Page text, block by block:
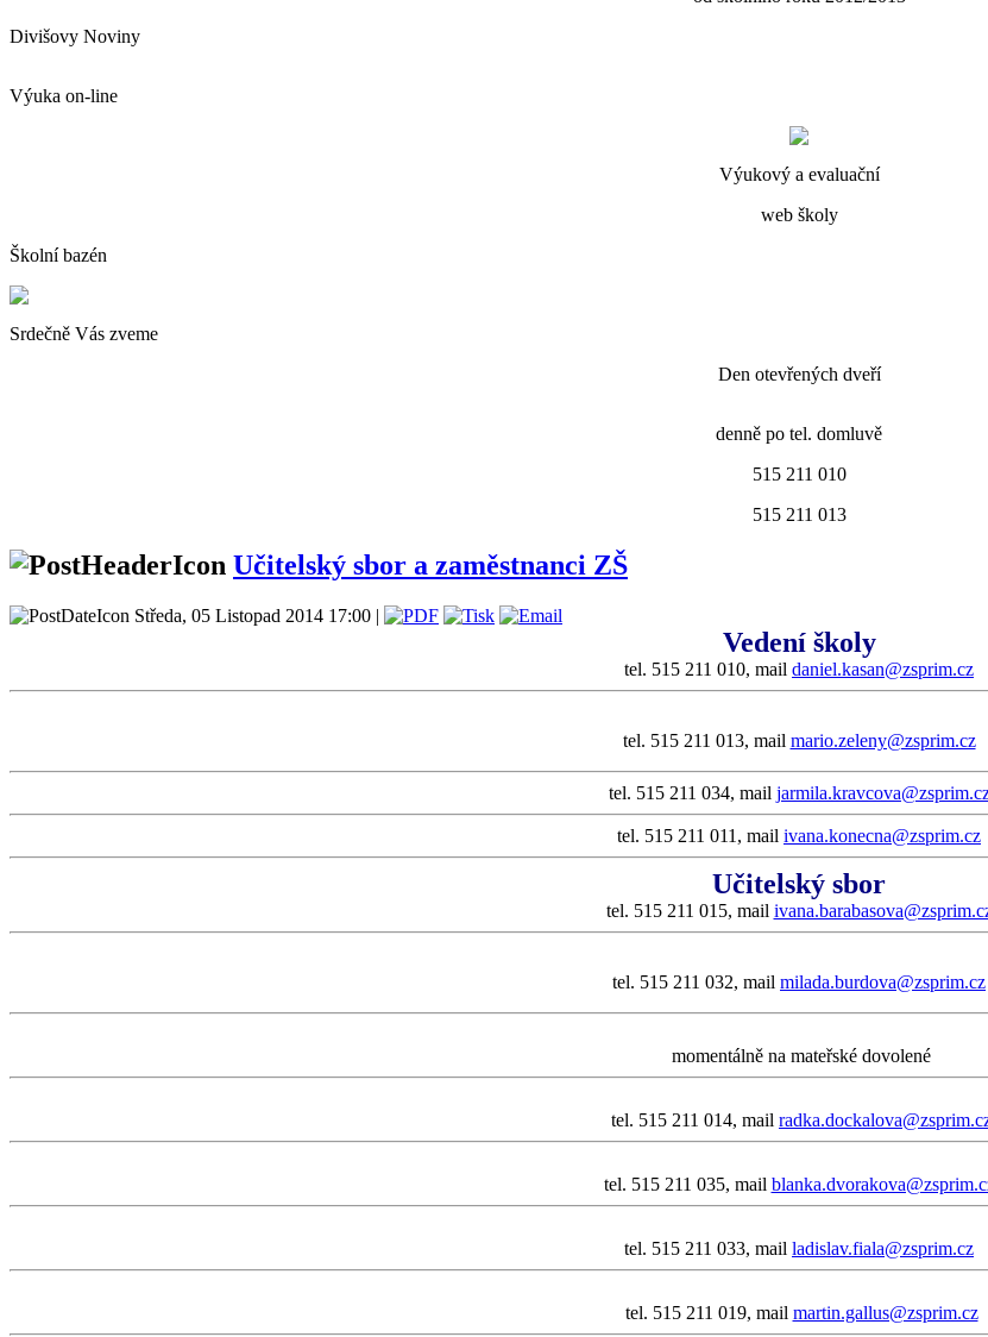
Divišovy Noviny
Výuka on-line
Výukový a evaluační
web školy
Školní bazén
Srdečně Vás zveme
Den otevřených dveří
denně po tel. domluvě
515 211 010
515 211 013
Učitelský sbor a zaměstnanci ZŠ
Středa, 05 Listopad 2014 17:00 |
Vedení školy
tel. 515 211 010, mail daniel.kasan@zsprim.cz
tel. 515 211 013, mail mario.zeleny@zsprim.cz
tel. 515 211 034, mail
tel. 515 211 011, mail ivana.konecna@zsprim.cz
Učitelský sbor
tel. 515 211 015, mail
tel. 515 211 032, mail milada.burdova@zsprim.cz
momentálně na mateřské dovolené
tel. 515 211 014, mail
tel. 515 211 035, mail
tel. 515 211 033, mail ladislav.fiala@zsprim.cz
tel. 515 211 019, mail martin.gallus@zsprim.cz